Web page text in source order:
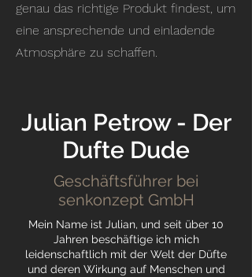
genau das richtige Produkt findest, um
eine ansprechende und einladende
Atmosphäre zu schaffen.
Julian Petrow - Der
Dufte Dude
Geschäftsführer bei
senkonzept GmbH
Mein Name ist Julian, und seit über 10
Jahren beschäftige ich mich
leidenschaftlich mit der Welt der Düfte
und deren Wirkung auf Menschen und